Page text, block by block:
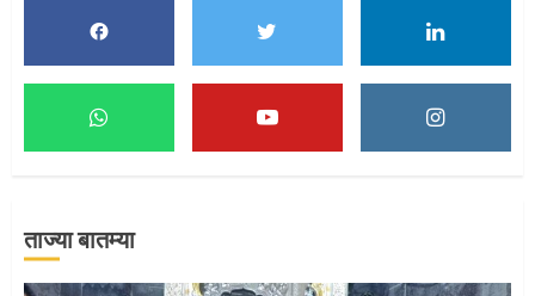
माऊलींच्या पादुकांना नीरा स्नान
ताज्या बातम्या